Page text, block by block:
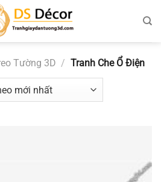
Tường 3D / Tranh Che Ổ Điện